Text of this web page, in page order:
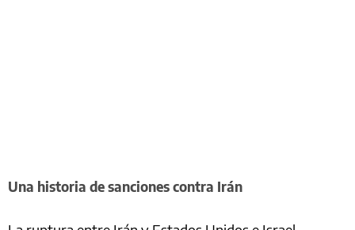
Una historia de sanciones contra Irán